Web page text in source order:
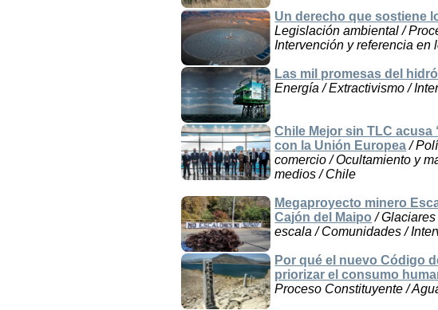
Un derecho que sostiene
Legislación ambiental /
Intervención y referencia en
Las mil promesas del
Energía / Extractivismo /
Chile Mejor sin TLC
con la Unión Europea/
comercio / Ocultamiento y
medios / Chile
Megaproyecto minero
Cajón del Maipo /
escala / Comunidades /
Por qué el nuevo Código
priorizar el consumo
Proceso Constituyente /